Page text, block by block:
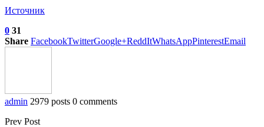
Источник
0 31
Share FacebookTwitterGoogle+ReddItWhatsAppPinterestEmail
admin 2979 posts 0 comments
Prev Post